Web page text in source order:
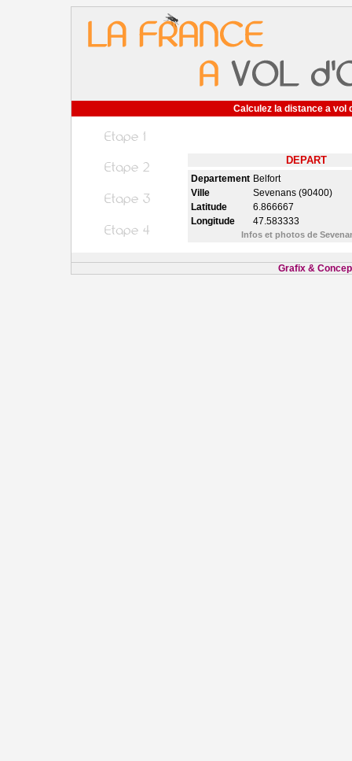
Calculez la distance a vol
DEPART
Departement Belfort
Ville
Sevenans (90400)
Latitude
6.866667
Longitude
47.583333
Infos et photos de
Grafix &